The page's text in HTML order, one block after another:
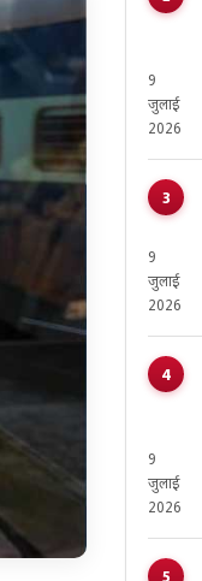
9
जुलाई
2026
9
जुलाई
2026
9
जुलाई
2026